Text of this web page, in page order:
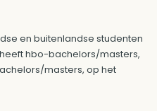
en buitenlandse studenten
heeft hbo-bachelors/masters,
masters, op het